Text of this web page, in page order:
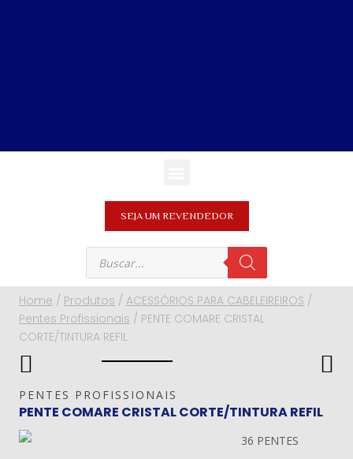
SEJA UM REVENDEDOR
Home / Produtos / ACESSÓRIOS PARA CABELEIREIROS /
Pentes Profissionais / PENTE COMARE CRISTAL
CORTE/TINTURA REFIL
PENTES PROFISSIONAIS
PENTE COMARE CRISTAL CORTE/TINTURA REFIL
36 PENTES